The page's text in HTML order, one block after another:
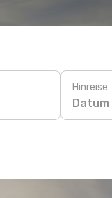
Hinreise
Datum